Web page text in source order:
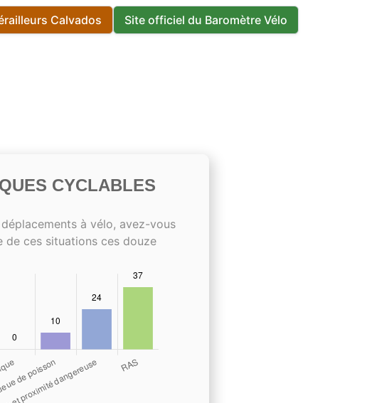
Calvados Site officiel du Baromètre Vélo
CYCLABLES
à vélo, avez-vous
de ces situations ces douze